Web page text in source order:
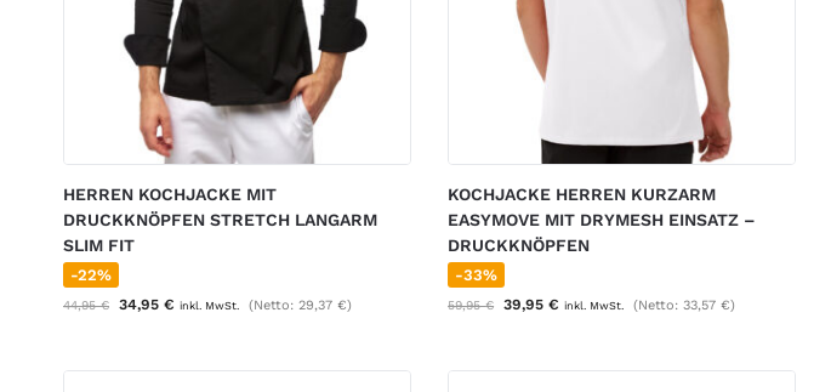
HERREN KOCHJACKE MIT
DRUCKKNÖPFEN STRETCH LANGARM
SLIM FIT
-22%
44,95€ 34,95 € inkl. MwSt. (Netto: 29,37 €)
KOCHJACKE HERREN KURZARM
EASYMOVE MIT DRYMESH EINSATZ –
DRUCKKNÖPFEN
-33%
59,95€ 39,95€ inkl. MwSt. (Netto:33,57€)